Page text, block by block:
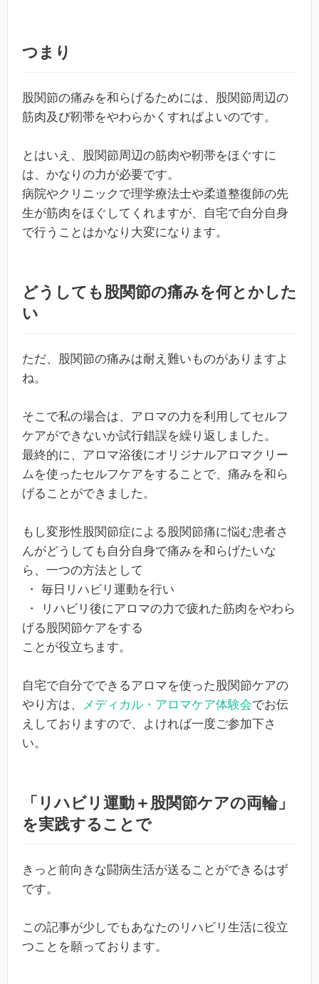
つまり
股関節の痛みを和らげるためには、股関節周辺の
筋肉及び靭帯をやわらかくすればよいのです。
とはいえ、股関節周辺の筋肉や靭帯をほぐすに
は、かなりの力が必要です。
病院やクリニックで理学療法士や柔道整復師の先
生が筋肉をほぐしてくれますが、自宅で自分自身
で行うことはかなり大変になります。
どうしても股関節の痛みを何とかした
い
ただ、股関節の痛みは耐え難いものがありますよ
ね。
そこで私の場合は、アロマの力を利用してセルフ
ケアができないか試行錯誤を繰り返しました。
最終的に、アロマ浴後にオリジナルアロマクリー
ムを使ったセルフケアをすることで、痛みを和ら
げることができました。
もし変形性股関節症による股関節痛に悩む患者さ
んがどうしても自分自身で痛みを和らげたいな
ら、一つの方法として
・ 毎日リハビリ運動を行い
・ リハビリ後にアロマの力で疲れた筋肉をやわら
げる股関節ケアをする
ことが役立ちます。
自宅で自分でできるアロマを使った股関節ケアの
やり方は、
メディカル・アロマケア体験会でお伝
えしておりますので、よければ一度ご参加下さ
い。
「リハビリ運動＋股関節ケアの両輪」
を実践することで
きっと前向きな闘病生活が送ることができるはず
です。
この記事が少しでもあなたのリハビリ生活に役立
つことを願っております。